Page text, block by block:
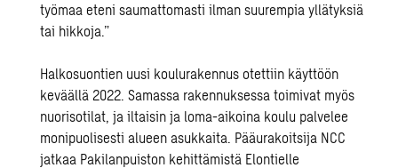
työmaa eteni saumattomasti ilman suurempia yllätyksiä
tai hikkoja.”
Halkosuontien uusi koulurakennus otettiin käyttöön
keväällä 2022. Samassa rakennuksessa toimivat myös
nuorisotilat, ja iltaisin ja loma-aikoina koulu palvelee
monipuolisesti alueen asukkaita. Pääurakoitsija NCC
jatkaa Pakilanpuiston kehittämistä Elontielle